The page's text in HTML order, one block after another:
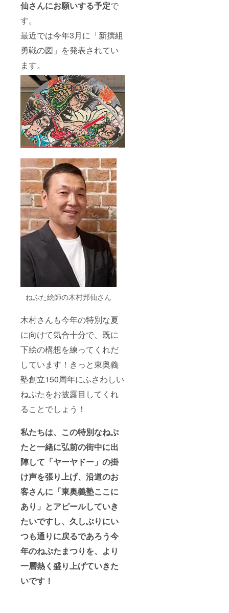
仙さんにお願いする予定で
す。
最近では今年3月に「新撰組
勇戦の図」を発表されてい
ます。
ねぷた絵師の木村邦仙さん
木村さんも今年の特別な夏
に向けて気合十分で、既に
下絵の構想を練ってくれだ
しています！きっと東奥義
塾創立150周年にふさわしい
ねぷたをお披露目してくれ
ることでしょう！
私たちは、この特別なねぷ
たと一緒に弘前の街中に出
陣して「ヤーヤドー」の掛
け声を張り上げ、沿道のお
客さんに「東奥義塾ここに
あり」とアピールしていき
たいですし、久しぶりにい
つも通りに戻るであろう今
年のねぷたまつりを、より
一層熱く盛り上げていきた
いです！